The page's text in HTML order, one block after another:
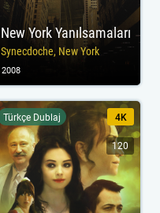
New York Yanılsamaları
Synecdoche, New York
2008
Türkçe Dublaj 4K
120